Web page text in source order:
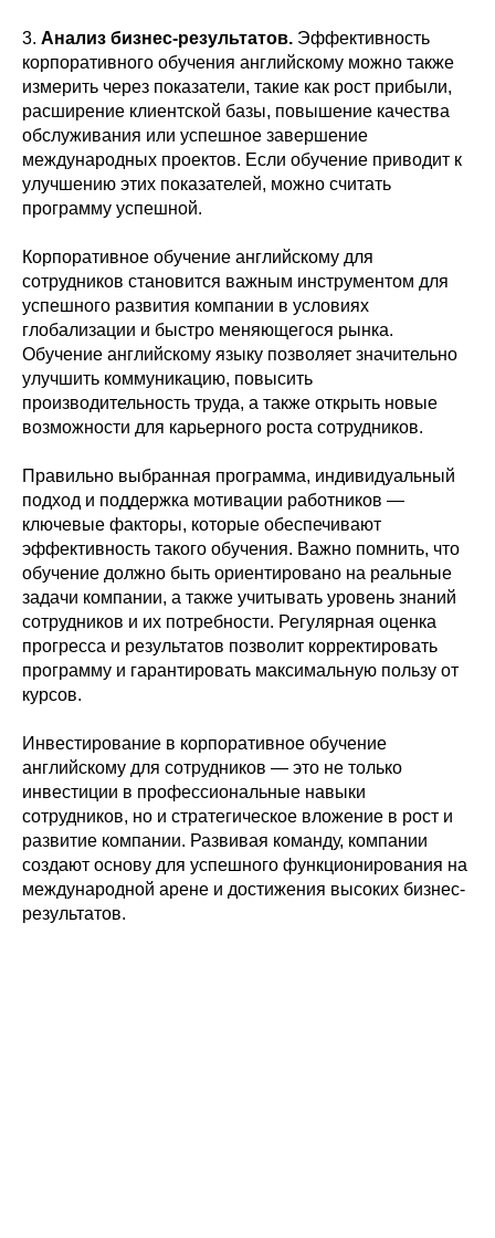
3. Анализ бизнес-результатов. Эффективность
корпоративного обучения английскому можно также
измерить через показатели, такие как рост прибыли,
расширение клиентской базы, повышение качества
обслуживания или успешное завершение
международных проектов. Если обучение приводит к
улучшению этих показателей, можно считать
программу успешной.
Корпоративное обучение английскому для
сотрудников становится важным инструментом для
успешного развития компании в условиях
глобализации и быстро меняющегося рынка.
Обучение английскому языку позволяет значительно
улучшить коммуникацию, повысить
производительность труда, а также открыть новые
возможности для карьерного роста сотрудников.
Правильно выбранная программа, индивидуальный
подход и поддержка мотивации работников —
ключевые факторы, которые обеспечивают
эффективность такого обучения. Важно помнить, что
обучение должно быть ориентировано на реальные
задачи компании, а также учитывать уровень знаний
сотрудников и их потребности. Регулярная оценка
прогресса и результатов позволит корректировать
программу и гарантировать максимальную пользу от
курсов.
Инвестирование в корпоративное обучение
английскому для сотрудников — это не только
инвестиции в профессиональные навыки
сотрудников, но и стратегическое вложение в рост и
развитие компании. Развивая команду, компании
создают основу для успешного функционирования на
международной арене и достижения высоких бизнес-
результатов.